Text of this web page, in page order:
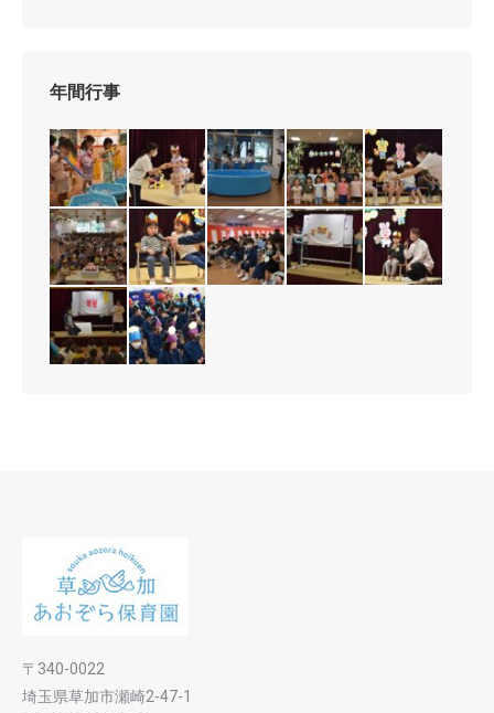
年間行事
〒340-0022
埼玉県草加市瀬崎2-47-1